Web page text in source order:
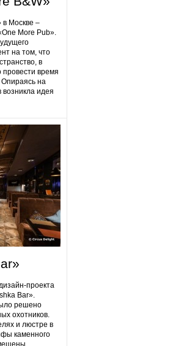
в Москве –
More Pub».
на том, что
в
провести время
Опираясь на
идея
проекта
Bar».
решено
охотников.
и люстре в
каменного